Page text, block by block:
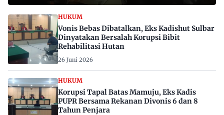
HUKUM
Vonis Bebas Dibatalkan, Eks Kadishut Sulbar
Dinyatakan Bersalah Korupsi Bibit
Rehabilitasi Hutan
26 Juni 2026
HUKUM
Korupsi Tapal Batas Mamuju, Eks Kadis
PUPR Bersama Rekanan Divonis 6 dan 8
Tahun Penjara